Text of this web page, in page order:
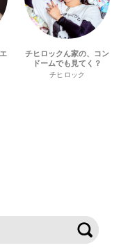
チヒロックん家の、コン
ドームでも見てく？
チヒロック